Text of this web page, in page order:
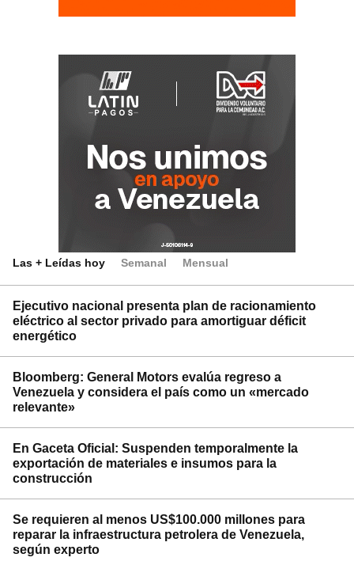
Las + Leídas hoy Semanal Mensual
Ejecutivo nacional presenta plan de racionamiento
eléctrico al sector privado para amortiguar déficit
energético
Bloomberg: General Motors evalúa regreso a
Venezuela y considera el país como un «mercado
relevante»
En Gaceta Oficial: Suspenden temporalmente la
exportación de materiales e insumos para la
construcción
Se requieren al menos US$100.000 millones para
reparar la infraestructura petrolera de Venezuela,
según experto